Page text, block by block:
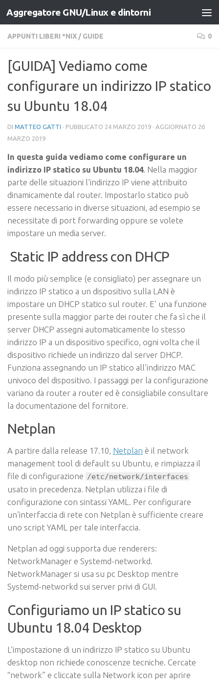
Salta al contenuto
Aggregatore GNU/Linux e dintorni
APPUNTI LIBERI *NIX / GUIDE 0
[GUIDA] Vediamo come
configurare un indirizzo IP statico
su Ubuntu 18.04
DI MATTEO GATTI · PUBBLICATO 24 MARZO 2019 · AGGIORNATO 26
MARZO 2019
In questa guida vediamo come configurare un
indirizzo IP statico su Ubuntu 18.04. Nella maggior
parte delle situazioni l’indirizzo IP viene attribuito
dinamicamente dal router. Impostarlo statico può
essere necessario in diverse situazioni, ad esempio se
necessitate di port forwarding oppure se volete
impostare un media server.
Static IP address con DHCP
Il modo più semplice (e consigliato) per assegnare un
indirizzo IP statico a un dispositivo sulla LAN è
impostare un DHCP statico sul router. E’ una funzione
presente sulla maggior parte dei router che fa sì che il
server DHCP assegni automaticamente lo stesso
indirizzo IP a un dispositivo specifico, ogni volta che il
dispositivo richiede un indirizzo dal server DHCP.
Funziona assegnando un IP statico all’indirizzo MAC
univoco del dispositivo. I passaggi per la configurazione
variano da router a router ed è consigliabile consultare
la documentazione del fornitore.
Netplan
A partire dalla release 17.10, Netplan è il network
management tool di default su Ubuntu, e rimpiazza il
file di configurazione /etc/network/interfaces
usato in precedenza. Netplan utilizza i file di
configurazione con sintassi YAML. Per configurare
un’interfaccia di rete con Netplan è sufficiente creare
uno script YAML per tale interfaccia.
Netplan ad oggi supporta due renderers:
NetworkManager e Systemd-networkd.
NetworkManager si usa su pc Desktop mentre
Systemd-networkd sui server privi di GUI.
Configuriamo un IP statico su
Ubuntu 18.04 Desktop
L’impostazione di un indirizzo IP statico su Ubuntu
desktop non richiede conoscenze tecniche. Cercate
“network” e cliccate sulla Network icon per aprire